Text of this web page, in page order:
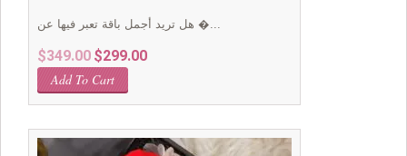
هل تريد أجمل باقة تعبر فيها عن �...
$349.00 Original
price
was:
$299.00Current
Add To Cart